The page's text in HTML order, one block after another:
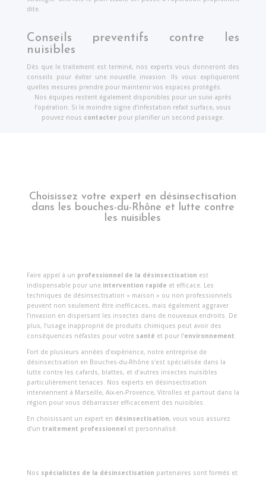
dite.
Conseils preventifs contre les
nuisibles
Dès que le traitement est terminé, nos experts vous donneront des
conseils pour éviter une nouvelle invasion. Ils vous expliqueront
quelles mesures prendre pour maintenir vos espaces protégés.
Nos équipes restent également disponibles pour un suivi après
l’opération. Si le moindre signe d’infestation refait surface, vous
pouvez nous contacterpour planifier un second passage.
Choisissez votre expert en désinsectisation
dans les bouches-du-Rhône et lutte contre
les nuisibles
Faire appel à un professionnel de la désinsectisation est
indispensable pour une intervention rapide et efficace. Les
techniques de désinsectisation « maison » ou non professionnels
peuvent non seulement être inefficaces, mais également aggraver
l’invasion en dispersant les insectes dans de nouveaux endroits. De
plus, l’usage inapproprié de produits chimiques peut avoir des
conséquences néfastes pour votre santé et pour l’environnement.
Fort de plusieurs années d’expérience, notre entreprise de
désinsectisation en Bouches-du-Rhône s’est spécialisée dans la
lutte contre les cafards, blattes, et d’autres insectes nuisibles
particulièrement tenaces. Nos experts en désinsectisation
interviennent à Marseille, Aix-en-Provence, Vitrolles et partout dans la
région pour vous débarrasser efficacement des nuisibles.
En choisissant un expert en désinsectisation, vous vous assurez
d’un traitement professionnelet personnalisé.
Nos spécialistes de la désinsectisation partenaires sont formés et